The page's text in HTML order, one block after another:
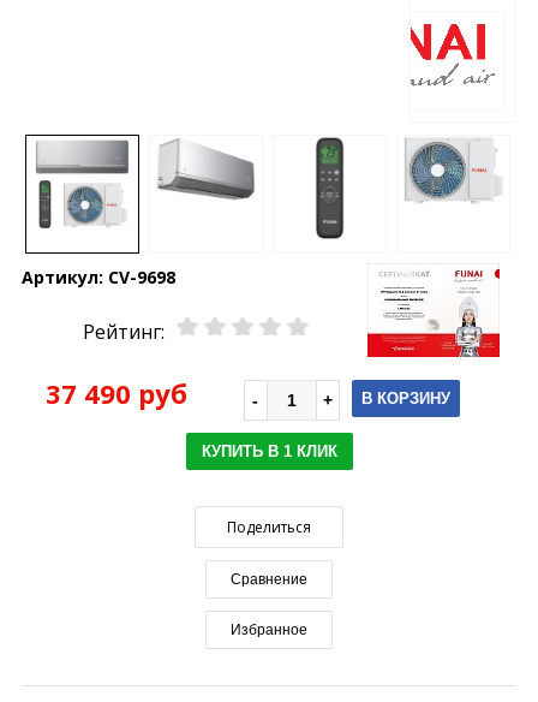
Артикул: CV-9698
Рейтинг:
37 490 руб В КОРЗИНУ
КУПИТЬ В 1 КЛИК
Поделиться
Сравнение
Избранное